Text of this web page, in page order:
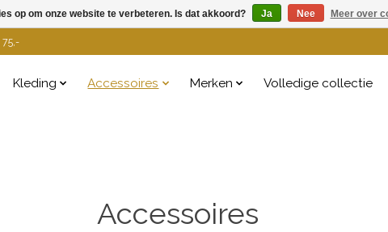
Kleding Accessoires Merken Volledige collectie
Accessoires
op om onze website te verbeteren. Is dat akkoord? Ja Nee Meer over